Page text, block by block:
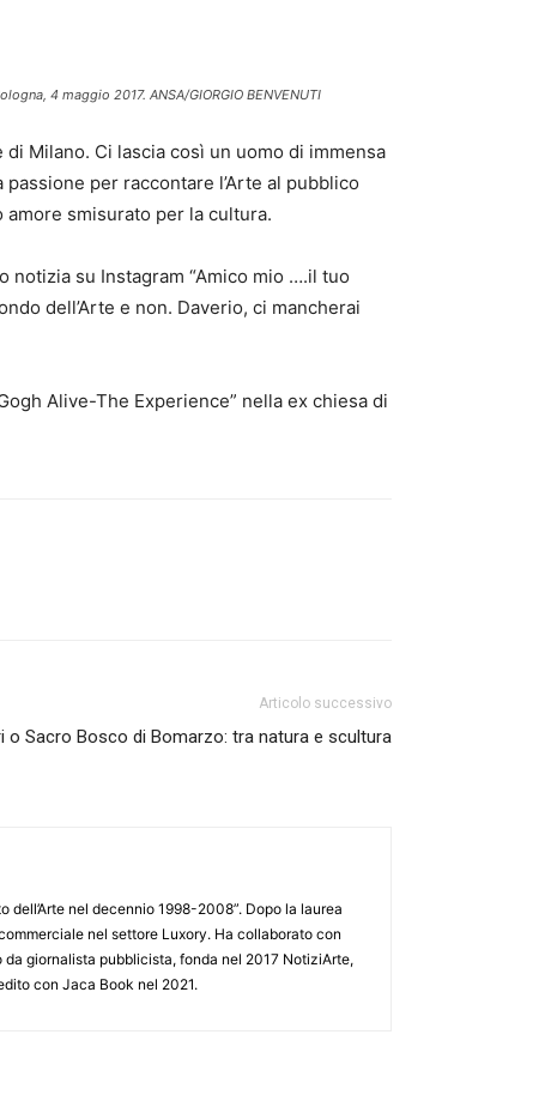
4 maggio 2017. ANSA/GIORGIO BENVENUTI
Milano. Ci lascia così un uomo di immensa
per raccontare l’Arte al pubblico
smisurato per la cultura.
notizia su Instagram “Amico mio ….il tuo
dell’Arte e non. Daverio, ci mancherai
Alive-The Experience” nella ex chiesa di
Articolo successivo
o Sacro Bosco di Bomarzo: tra natura e scultura
dell’Arte nel decennio 1998-2008”. Dopo la laurea
nel settore Luxory. Ha collaborato con
giornalista pubblicista, fonda nel 2017 NotiziArte,
con Jaca Book nel 2021.